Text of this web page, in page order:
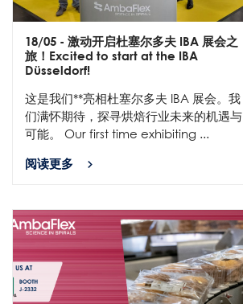
18/05 - 激动开启杜塞尔多夫 IBA 展会之
旅！Excited to start at the IBA
Düsseldorf!
这是我们**亮相杜塞尔多夫 IBA 展会。我
们满怀期待，探寻烘焙行业未来的机遇与
可能。 Our first time exhibiting ...
阅读更多